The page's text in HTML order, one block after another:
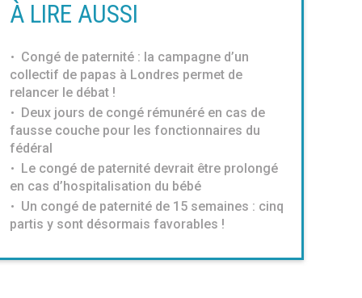
À LIRE AUSSI
Congé de paternité : la campagne d’un
collectif de papas à Londres permet de
relancer le débat !
Deux jours de congé rémunéré en cas de
fausse couche pour les fonctionnaires du
fédéral
Le congé de paternité devrait être prolongé
en cas d’hospitalisation du bébé
Un congé de paternité de 15 semaines : cinq
partis y sont désormais favorables !